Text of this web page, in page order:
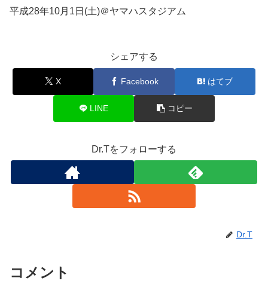
平成28年10月1日(土)＠ヤマハスタジアム
シェアする
X Facebook はてブ
LINE コピー
Dr.Tをフォローする
Dr.T
コメント